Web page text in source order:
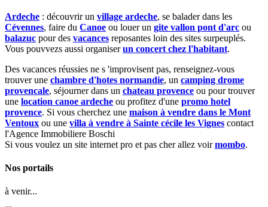
Ardeche : découvrir un village ardeche, se balader dans les
Cévennes, faire du Canoe ou louer un gite vallon pont d'arc ou
balazuc pour des vacances reposantes loin des sites surpeuplés.
Vous pouvvezs aussi organiserun concert chez l'habitant.
Des vacances réussies ne s 'improvisent pas, renseignez-vous
trouver une chambre d'hotes normandie, un camping drome
provencale, séjourner dans un chateau provence ou pour trouver
une location canoe ardeche ou profitez d'une promo hotel
provence. Si vous cherchez une maison à vendre dans le Mont
Ventoux ou une villa à vendre à Sainte cécile les Vignes contact
l'Agence Immobiliere Boschi
Si vous voulez un site internet pro et pas cher allez voirmombo.
Nos portails
à venir...